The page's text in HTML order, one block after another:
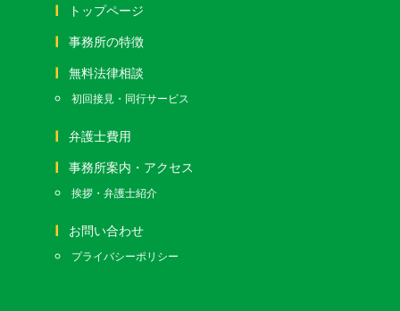
トップページ
事務所の特徴
無料法律相談
初回接見・同行サービス
弁護士費用
事務所案内・アクセス
挨拶・弁護士紹介
お問い合わせ
プライバシーポリシー